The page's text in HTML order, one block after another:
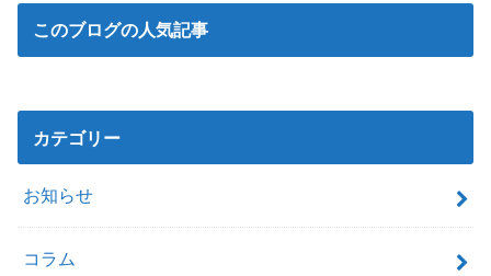
このブログの人気記事
カテゴリー
お知らせ
コラム